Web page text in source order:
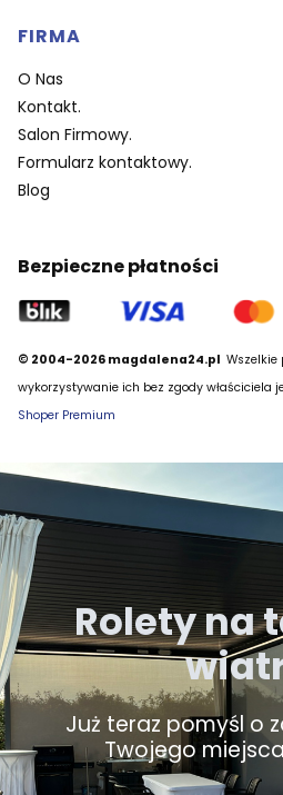
FIRMA
O Nas
Kontakt.
Salon Firmowy.
Formularz kontaktowy.
Blog
Bezpieczne płatności
© 2004-2026 magdalena24.pl Wszelkie
wykorzystywanie ich bez zgody właściciela
Shoper Premium
Rolety na
Już teraz pomyśl o
Twojego